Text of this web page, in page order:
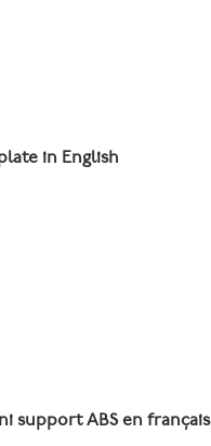
in English
support ABS en français